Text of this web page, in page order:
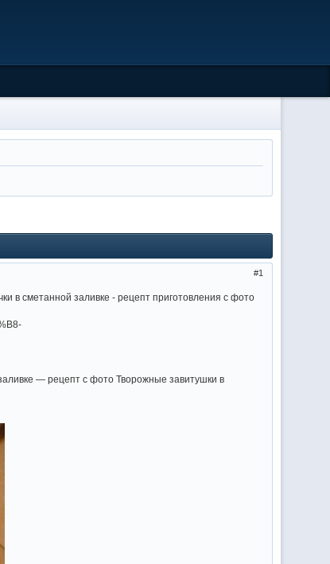
1
в сметанной заливке - рецепт приготовления с фото
— рецепт с фото Творожные завитушки в